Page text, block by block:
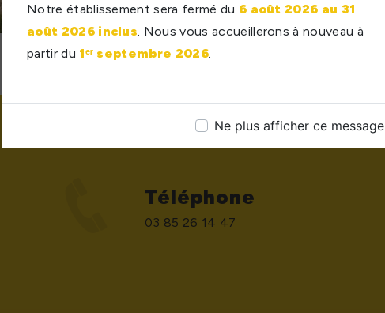
Notre établissement sera fermé du 6 août 2026 au 31
août 2026 inclus. Nous vous accueillerons à nouveau à
partir du 1ᵉʳ septembre 2026.
Ne plus afficher ce message
Téléphone
03 85 26 14 47